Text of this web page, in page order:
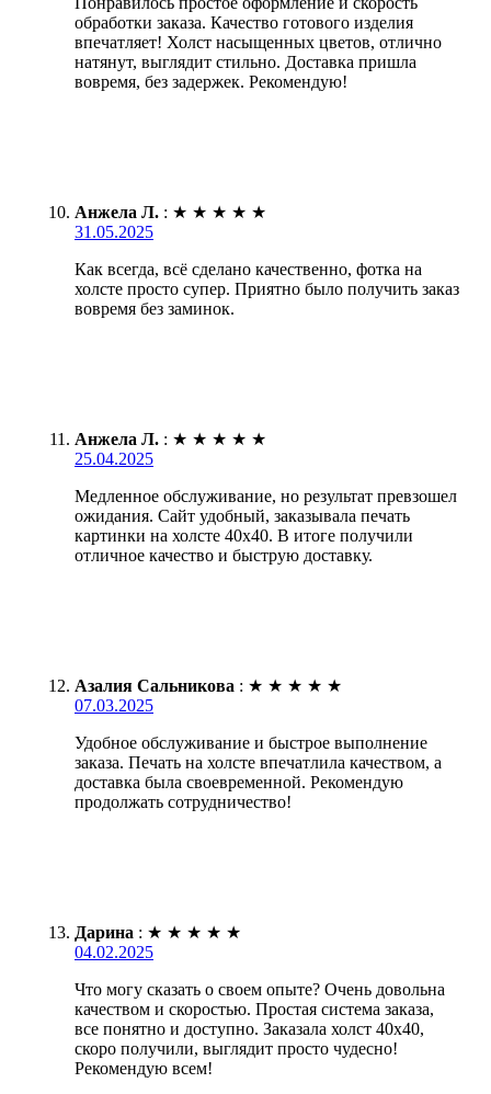
обработки заказа. Качество готового изделия
впечатляет! Холст насыщенных цветов, отлично
натянут, выглядит стильно. Доставка пришла
вовремя, без задержек. Рекомендую!
Анжела Л. : ★ ★ ★ ★ ★
31.05.2025
Как всегда, всё сделано качественно, фотка на
холсте просто супер. Приятно было получить заказ
вовремя без заминок.
Анжела Л. : ★ ★ ★ ★ ★
25.04.2025
Медленное обслуживание, но результат превзошел
ожидания. Сайт удобный, заказывала печать
картинки на холсте 40х40. В итоге получили
отличное качество и быструю доставку.
Азалия Сальникова : ★ ★ ★ ★ ★
07.03.2025
Удобное обслуживание и быстрое выполнение
заказа. Печать на холсте впечатлила качеством, а
доставка была своевременной. Рекомендую
продолжать сотрудничество!
Дарина : ★ ★ ★ ★ ★
04.02.2025
Что могу сказать о своем опыте? Очень довольна
качеством и скоростью. Простая система заказа,
все понятно и доступно. Заказала холст 40х40,
скоро получили, выглядит просто чудесно!
Рекомендую всем!